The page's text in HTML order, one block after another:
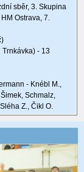
sběr, 3. Skupina
Ostrava, 7.
Trnkávka) - 13
- Knébl M.,
Schmalz,
Z., Čikl O.